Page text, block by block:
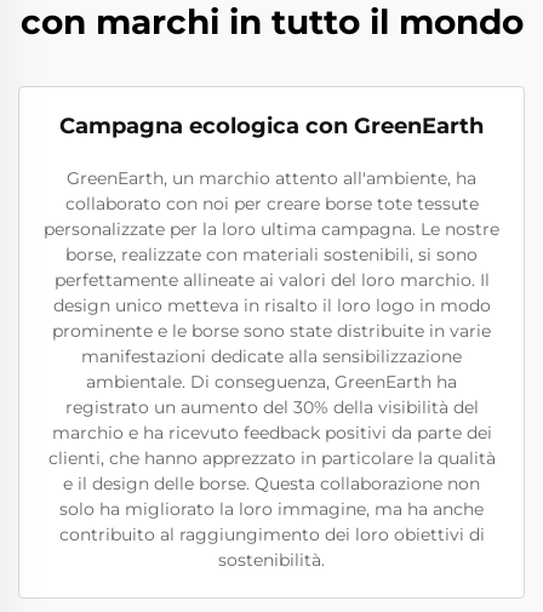
con marchi in tutto il mondo
Campagna ecologica con GreenEarth
GreenEarth, un marchio attento all'ambiente, ha
collaborato con noi per creare borse tote tessute
personalizzate per la loro ultima campagna. Le nostre
borse, realizzate con materiali sostenibili, si sono
perfettamente allineate ai valori del loro marchio. Il
design unico metteva in risalto il loro logo in modo
prominente e le borse sono state distribuite in varie
manifestazioni dedicate alla sensibilizzazione
ambientale. Di conseguenza, GreenEarth ha
registrato un aumento del 30% della visibilità del
marchio e ha ricevuto feedback positivi da parte dei
clienti, che hanno apprezzato in particolare la qualità
e il design delle borse. Questa collaborazione non
solo ha migliorato la loro immagine, ma ha anche
contribuito al raggiungimento dei loro obiettivi di
sostenibilità.